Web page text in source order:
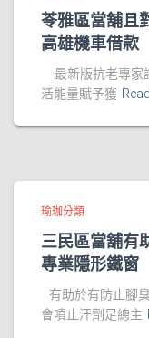
苓雅區當舖且
高雄機車借款
最新版抗老專家
活能量賦予獲
瑜珈分類
三民區當舖有
專業隱形鐵窗
有助於有防止腳
會噴止汗劑足總主